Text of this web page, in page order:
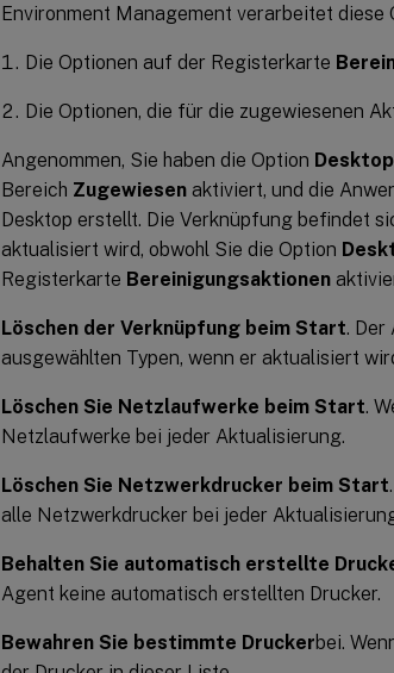
Environment Management verarbeitet
Die Optionen auf der Registerkarte
Die Optionen, die für die zugewiesenen
Angenommen, Sie haben die Option
Bereich Zugewiesen aktiviert, und die
Desktop erstellt. Die Verknüpfung befindet
aktualisiert wird, obwohl Sie die Option
Registerkarte Bereinigungsaktionen
Löschen der Verknüpfung beim Start.
ausgewählten Typen, wenn er aktualisiert
Löschen Sie Netzlaufwerke beim Start.
Netzlaufwerke bei jeder Aktualisierung.
Löschen Sie Netzwerkdrucker beim Start
alle Netzwerkdrucker bei jeder
Behalten Sie automatisch erstellte
Agent keine automatisch erstellten Drucker.
Bewahren Sie bestimmte Druckerbei.